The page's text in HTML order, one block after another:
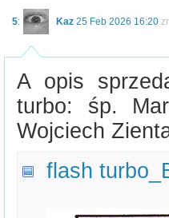
5: Kaz 25 Feb 2026 16:20
A opis
turbo: śp.
Wojciech
flash